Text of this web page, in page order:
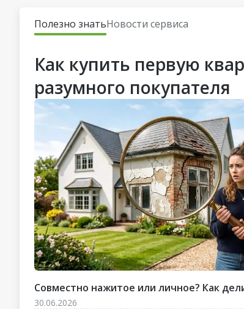
Полезно знатьНовости сервиса
Как купить первую
разумного покупателя
Совместно нажитое или личное? Как
30.06.2026